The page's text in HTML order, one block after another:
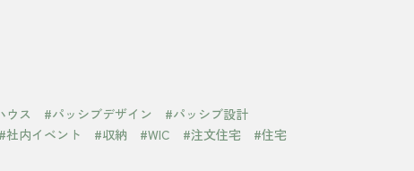
ウス #パッシブデザイン
#パッシブ設計
#社内イベント #収納 #WIC #注文住宅
#住宅